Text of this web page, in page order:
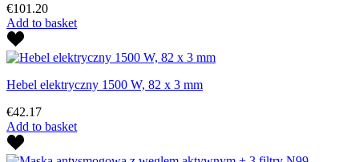
€101.20
Add to basket
Hebel elektryczny 1500 W, 82 x 3 mm
€42.17
Add to basket